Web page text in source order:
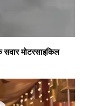
सवार मोटरसाइकिल